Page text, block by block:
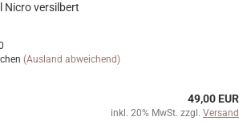
Nicro versilbert
(Ausland abweichend)
49,00 EUR
inkl. 20% MwSt. zzgl. Versand